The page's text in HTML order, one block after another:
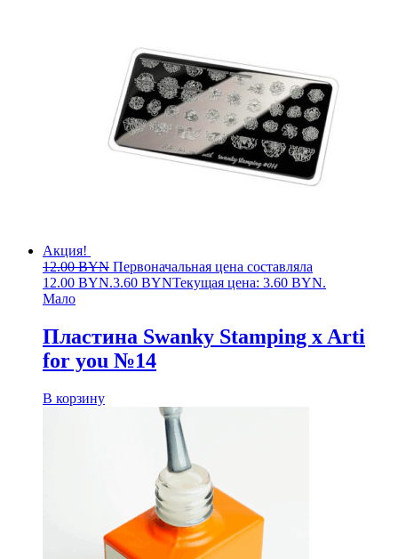
Акция!
12.00BYN Первоначальная цена составляла
12.00 BYN.3.60 BYNТекущая цена: 3.60 BYN.
Мало
Пластина Swanky Stamping x Arti
for you №14
В корзину